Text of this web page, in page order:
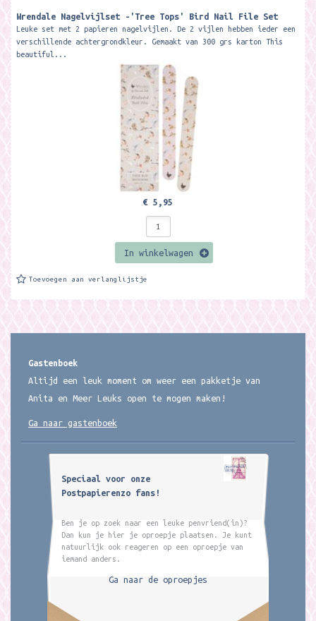
Wrendale Nagelvijlset -'Tree Tops' Bird Nail File Set
Leuke set met 2 papieren nagelvijlen. De 2 vijlen hebben ieder een
verschillende achtergrondkleur. Gemaakt van 300 grs karton This
beautiful...
€ 5,95
In winkelwagen
Toevoegen aan verlanglijstje
Gastenboek
Altijd een leuk moment om weer een pakketje van
Anita en Meer Leuks open te mogen maken!
Ga naar gastenboek
Speciaal voor onze
Postpapierenzo fans!
Ben je op zoek naar een leuke penvriend(in)?
Dan kun je hier je oproepje plaatsen. Je kunt
natuurlijk ook reageren op een oproepje van
iemand anders.
Ga naar de oproepjes